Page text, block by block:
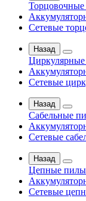
Сетевые
Назад
Сетевые
Назад
Сабельные
Сетевые
Назад
Цепные пилы
Сетевые